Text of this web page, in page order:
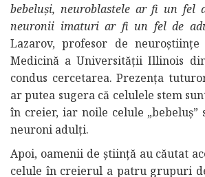
bebeluși, neuroblastele ar fi un fel
neuronii imaturi ar fi un fel de
Lazarov, profesor de
Medicină a Universității Illinois
condus cercetarea. Prezența
ar putea sugera că celulele stem
în creier, iar noile celule „bebeluș”
neuroni adulți.
Apoi, oamenii de știință au căutat
celule în creierul a patru grupuri